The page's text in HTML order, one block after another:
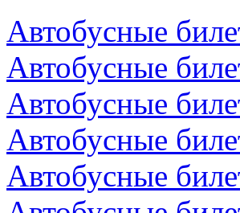
Автобусные
Автобусные
Автобусные
Автобусные
Автобусные